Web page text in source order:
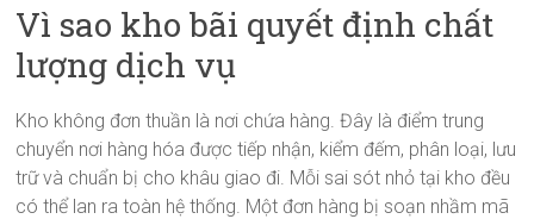
Vì sao kho bãi quyết định chất
lượng dịch vụ
Kho không đơn thuần là nơi chứa hàng. Đây là điểm trung
chuyển nơi hàng hóa được tiếp nhận, kiểm đếm, phân loại, lưu
trữ và chuẩn bị cho khâu giao đi. Mỗi sai sót nhỏ tại kho đều
có thể lan ra toàn hệ thống. Một đơn hàng bị soạn nhầm mã